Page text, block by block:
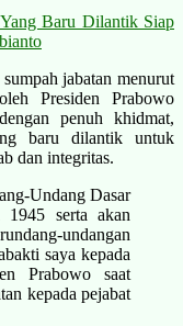
Baru Dilantik Siap
jabatan menurut
Presiden Prabowo
penuh khidmat,
baru dilantik untuk
dan integritas.
Undang Dasar
1945 serta akan
undangan
saya kepada
Prabowo saat
kepada pejabat